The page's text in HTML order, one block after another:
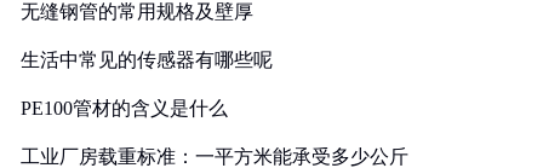
无缝钢管的常用规格及壁厚
生活中常见的传感器有哪些呢
PE100管材的含义是什么
工业厂房载重标准：一平方米能承受多少公斤